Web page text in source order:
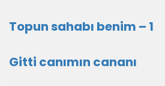
Topun sahabı benim – 1
Gitti canımın cananı